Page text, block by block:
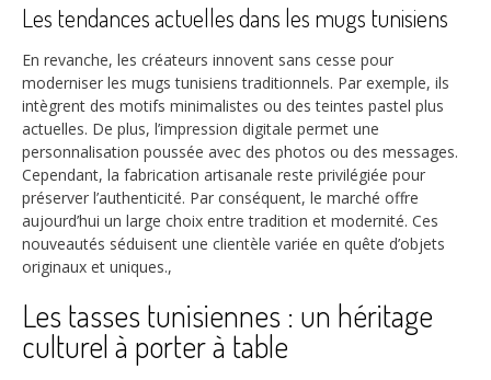
Les tendances actuelles dans les mugs tunisiens
En revanche, les créateurs innovent sans cesse pour
moderniser les mugs tunisiens traditionnels. Par exemple, ils
intègrent des motifs minimalistes ou des teintes pastel plus
actuelles. De plus, l’impression digitale permet une
personnalisation poussée avec des photos ou des messages.
Cependant, la fabrication artisanale reste privilégiée pour
préserver l’authenticité. Par conséquent, le marché offre
aujourd’hui un large choix entre tradition et modernité. Ces
nouveautés séduisent une clientèle variée en quête d’objets
originaux et uniques.,
Les tasses tunisiennes : un héritage
culturel à porter à table